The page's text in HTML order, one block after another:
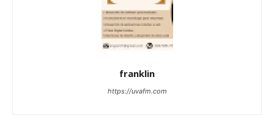
franklin
https://uvafm.com